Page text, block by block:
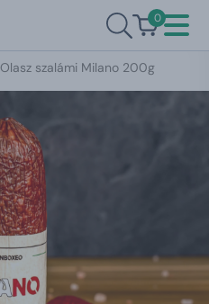
0
Olasz szalámi Milano 200g